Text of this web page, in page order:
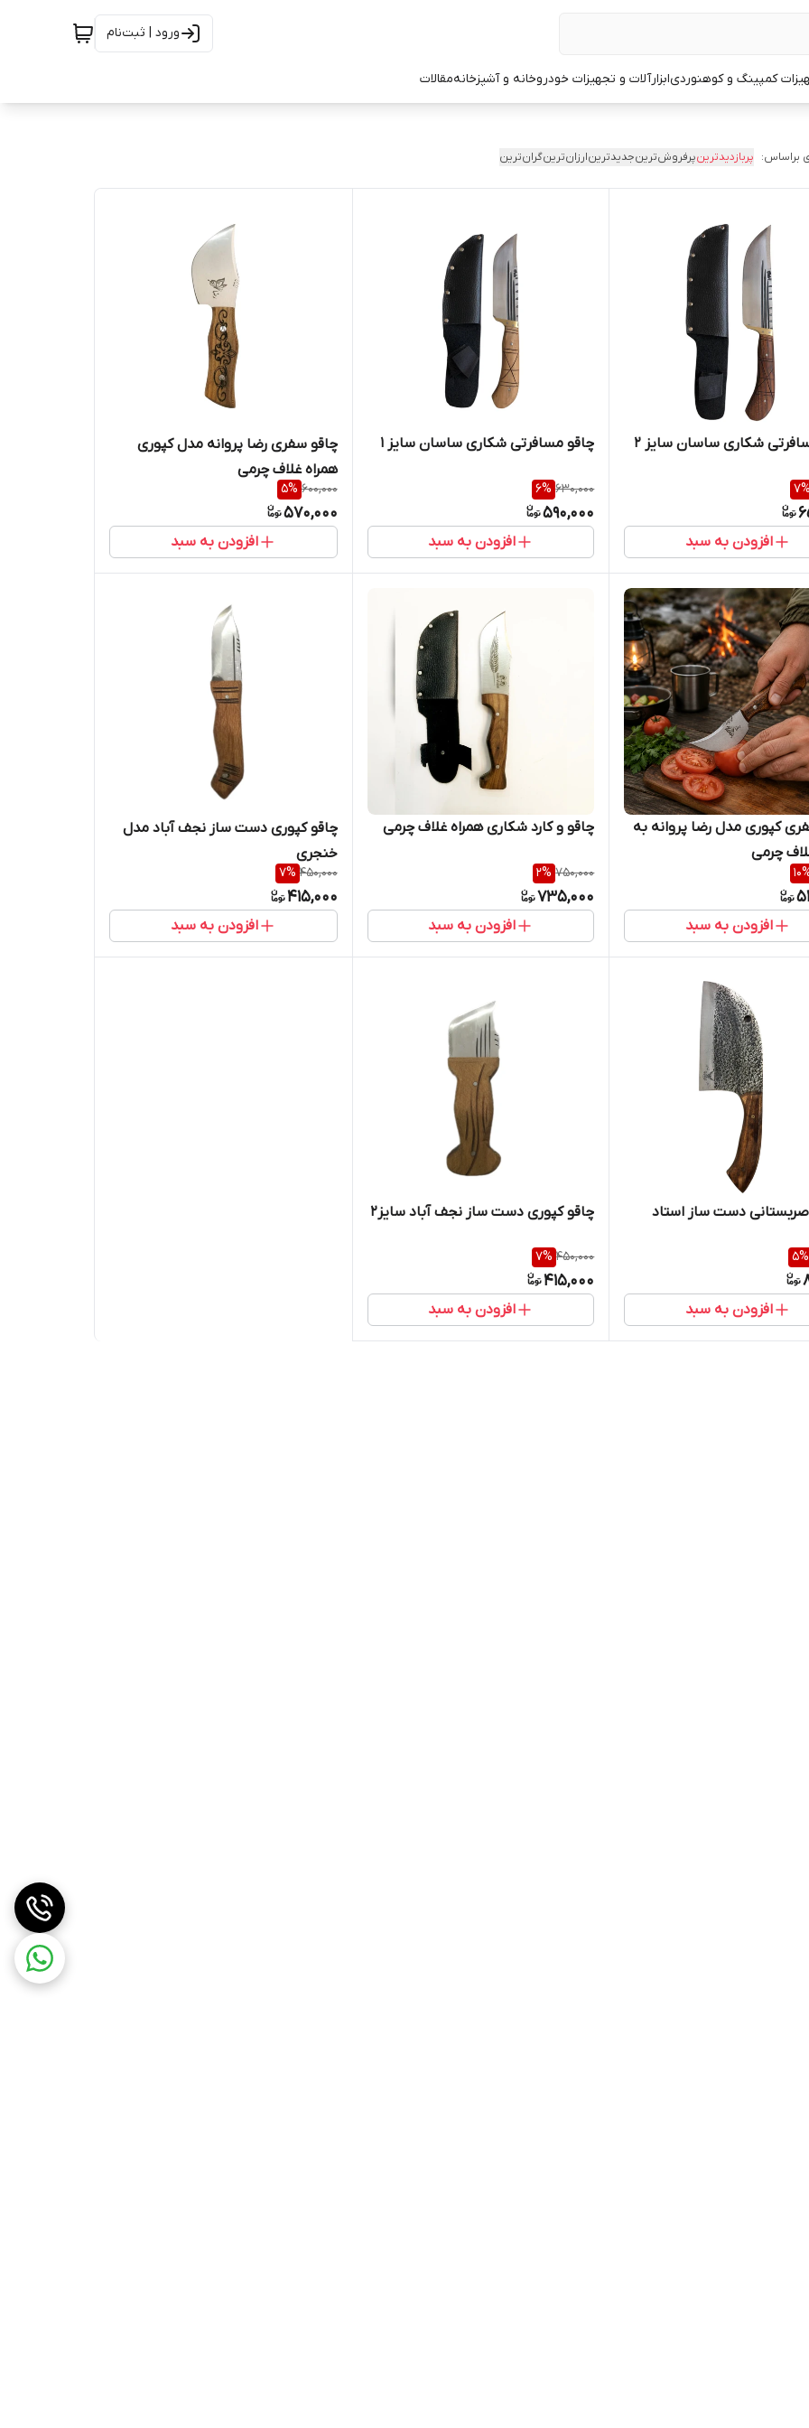
ورود | ثبت‌نام
کمپینگ و کوهنوردیابزارآلات و تجهیزات خودروخانه و آشپزخانهمقالات
براساس: پربازدیدترینپرفروش‌ترینجدیدترینارزان‌ترینگران‌ترین
شکاری ساسان سایز 2
7%
افزودن به سبد
چاقو مسافرتی شکاری ساسان سایز 1
630,000
6%
590,000
افزودن به سبد
چاقو سفری رضا پروانه مدل کپوری
همراه غلاف چرمی
600,000
5%
570,000
افزودن به سبد
کپوری مدل رضا پروانه به
چرمی
10
افزودن به سبد
چاقو و کارد شکاری همراه غلاف چرمی
750,000
2%
735,000
افزودن به سبد
چاقو کپوری دست ساز نجف آباد مدل
خنجری
450,000
7%
415,000
افزودن به سبد
دست ساز استاد
5%
افزودن به سبد
چاقو کپوری دست ساز نجف آباد سایز۲
450,000
7%
415,000
افزودن به سبد